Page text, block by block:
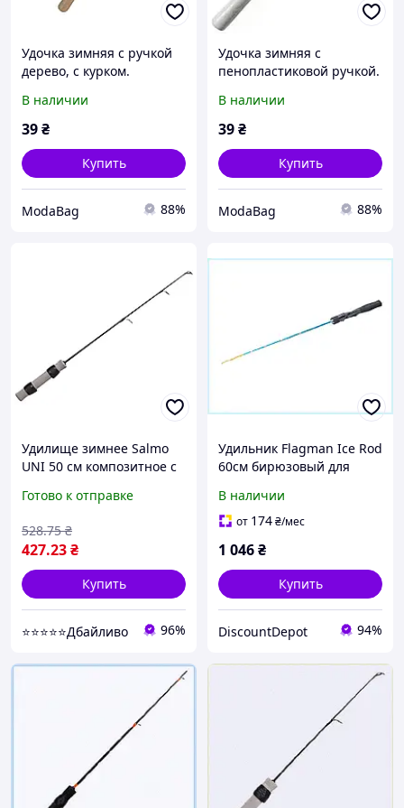
Удочка зимняя с ручкой
дерево, с курком.
В наличии
39₴
Купить
ModaBag 88%
Удочка зимняя с
пенопластиковой ручкой.
В наличии
39₴
Купить
ModaBag 88%
Удилище зимнее Salmo
UNI 50 см композитное с
жесткое
Готово к отправке
427.23₴
528.75 ₴
Купить
⭐⭐⭐⭐⭐Дбайливо 96%
Удильник Flagman Ice Rod
60см бирюзовый для
В наличии
от 174₴/мес
1 046₴
Купить
DiscountDepot 94%